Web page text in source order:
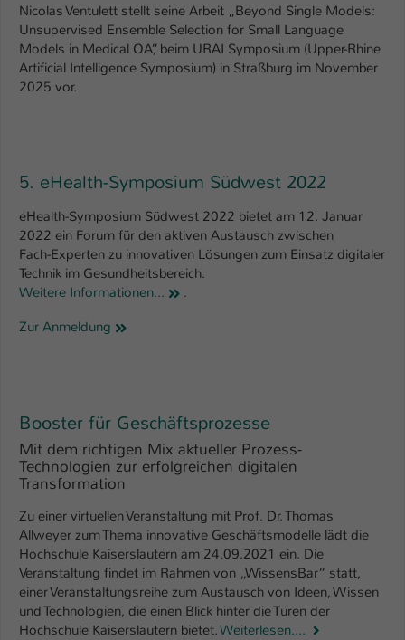
Nicolas Ventulett stellt seine Arbeit „Beyond Single Models:
Unsupervised Ensemble Selection for Small Language
Models in Medical QA“, beim URAI Symposium (Upper-Rhine
Artificial Intelligence Symposium) in Straßburg im November
2025 vor.
5. eHealth-Symposium Südwest 2022
eHealth-Symposium Südwest 2022 bietet am 12. Januar
2022 ein Forum für den aktiven Austausch zwischen
Fach-Experten zu innovativen Lösungen zum Einsatz digitaler
Technik im Gesundheitsbereich.
Weitere Informationen...
.
Zur Anmeldung
Booster für Geschäftsprozesse
Mit dem richtigen Mix aktueller Prozess-
Technologien zur erfolgreichen digitalen
Transformation
Zu einer virtuellen Veranstaltung mit Prof. Dr. Thomas
Allweyer zum Thema innovative Geschäftsmodelle lädt die
Hochschule Kaiserslautern am 24.09.2021 ein. Die
Veranstaltung findet im Rahmen von „WissensBar“ statt,
einer Veranstaltungsreihe zum Austausch von Ideen, Wissen
und Technologien, die einen Blick hinter die Türen der
Hochschule Kaiserslautern bietet.Weiterlesen....
Anbieter TYPO3
Laufzeit 1 Tag